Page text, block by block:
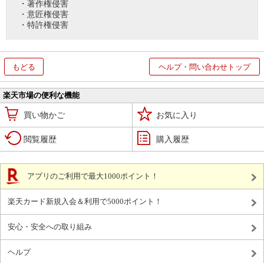
・著作権侵害
・意匠権侵害
・特許権侵害
もどる ヘルプ・問い合わせトップ
楽天市場の便利な機能
買い物かご お気に入り
閲覧履歴 購入履歴
アプリのご利用で最大1000ポイント！
楽天カード新規入会＆利用で5000ポイント！
安心・安全への取り組み
ヘルプ